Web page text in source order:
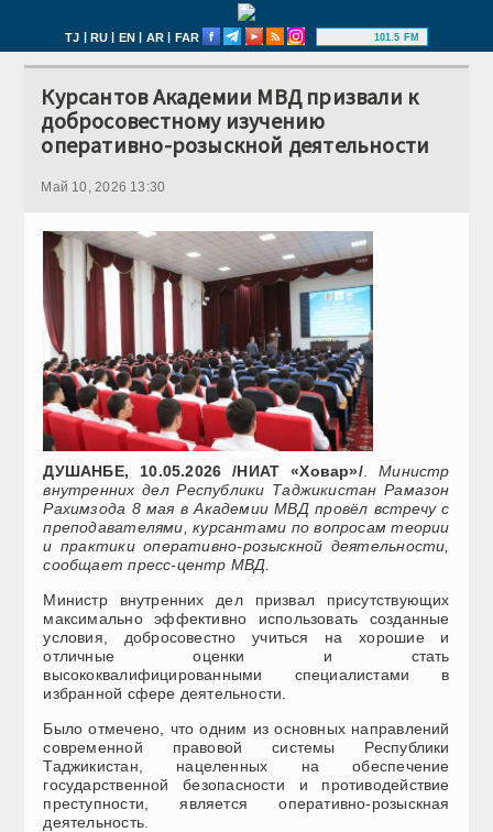
TJ | RU | EN | AR | FAR 101.5 FM
Курсантов Академии МВД призвали к
добросовестному изучению
оперативно-розыскной деятельности
Май 10, 2026 13:30
ДУШАНБЕ, 10.05.2026 /НИАТ «Ховар»/.Министр
внутренних дел Республики Таджикистан Рамазон
Рахимзода 8 мая в Академии МВД провёл встречу с
преподавателями, курсантами по вопросам теории
и практики оперативно-розыскной деятельности,
сообщает пресс-центр МВД.
Министр внутренних дел призвал присутствующих
максимально эффективно использовать созданные
условия, добросовестно учиться на хорошие и
отличные оценки и стать
высококвалифицированными специалистами в
избранной сфере деятельности.
Было отмечено, что одним из основных направлений
современной правовой системы Республики
Таджикистан, нацеленных на обеспечение
государственной безопасности и противодействие
преступности, является оперативно-розыскная
деятельность.